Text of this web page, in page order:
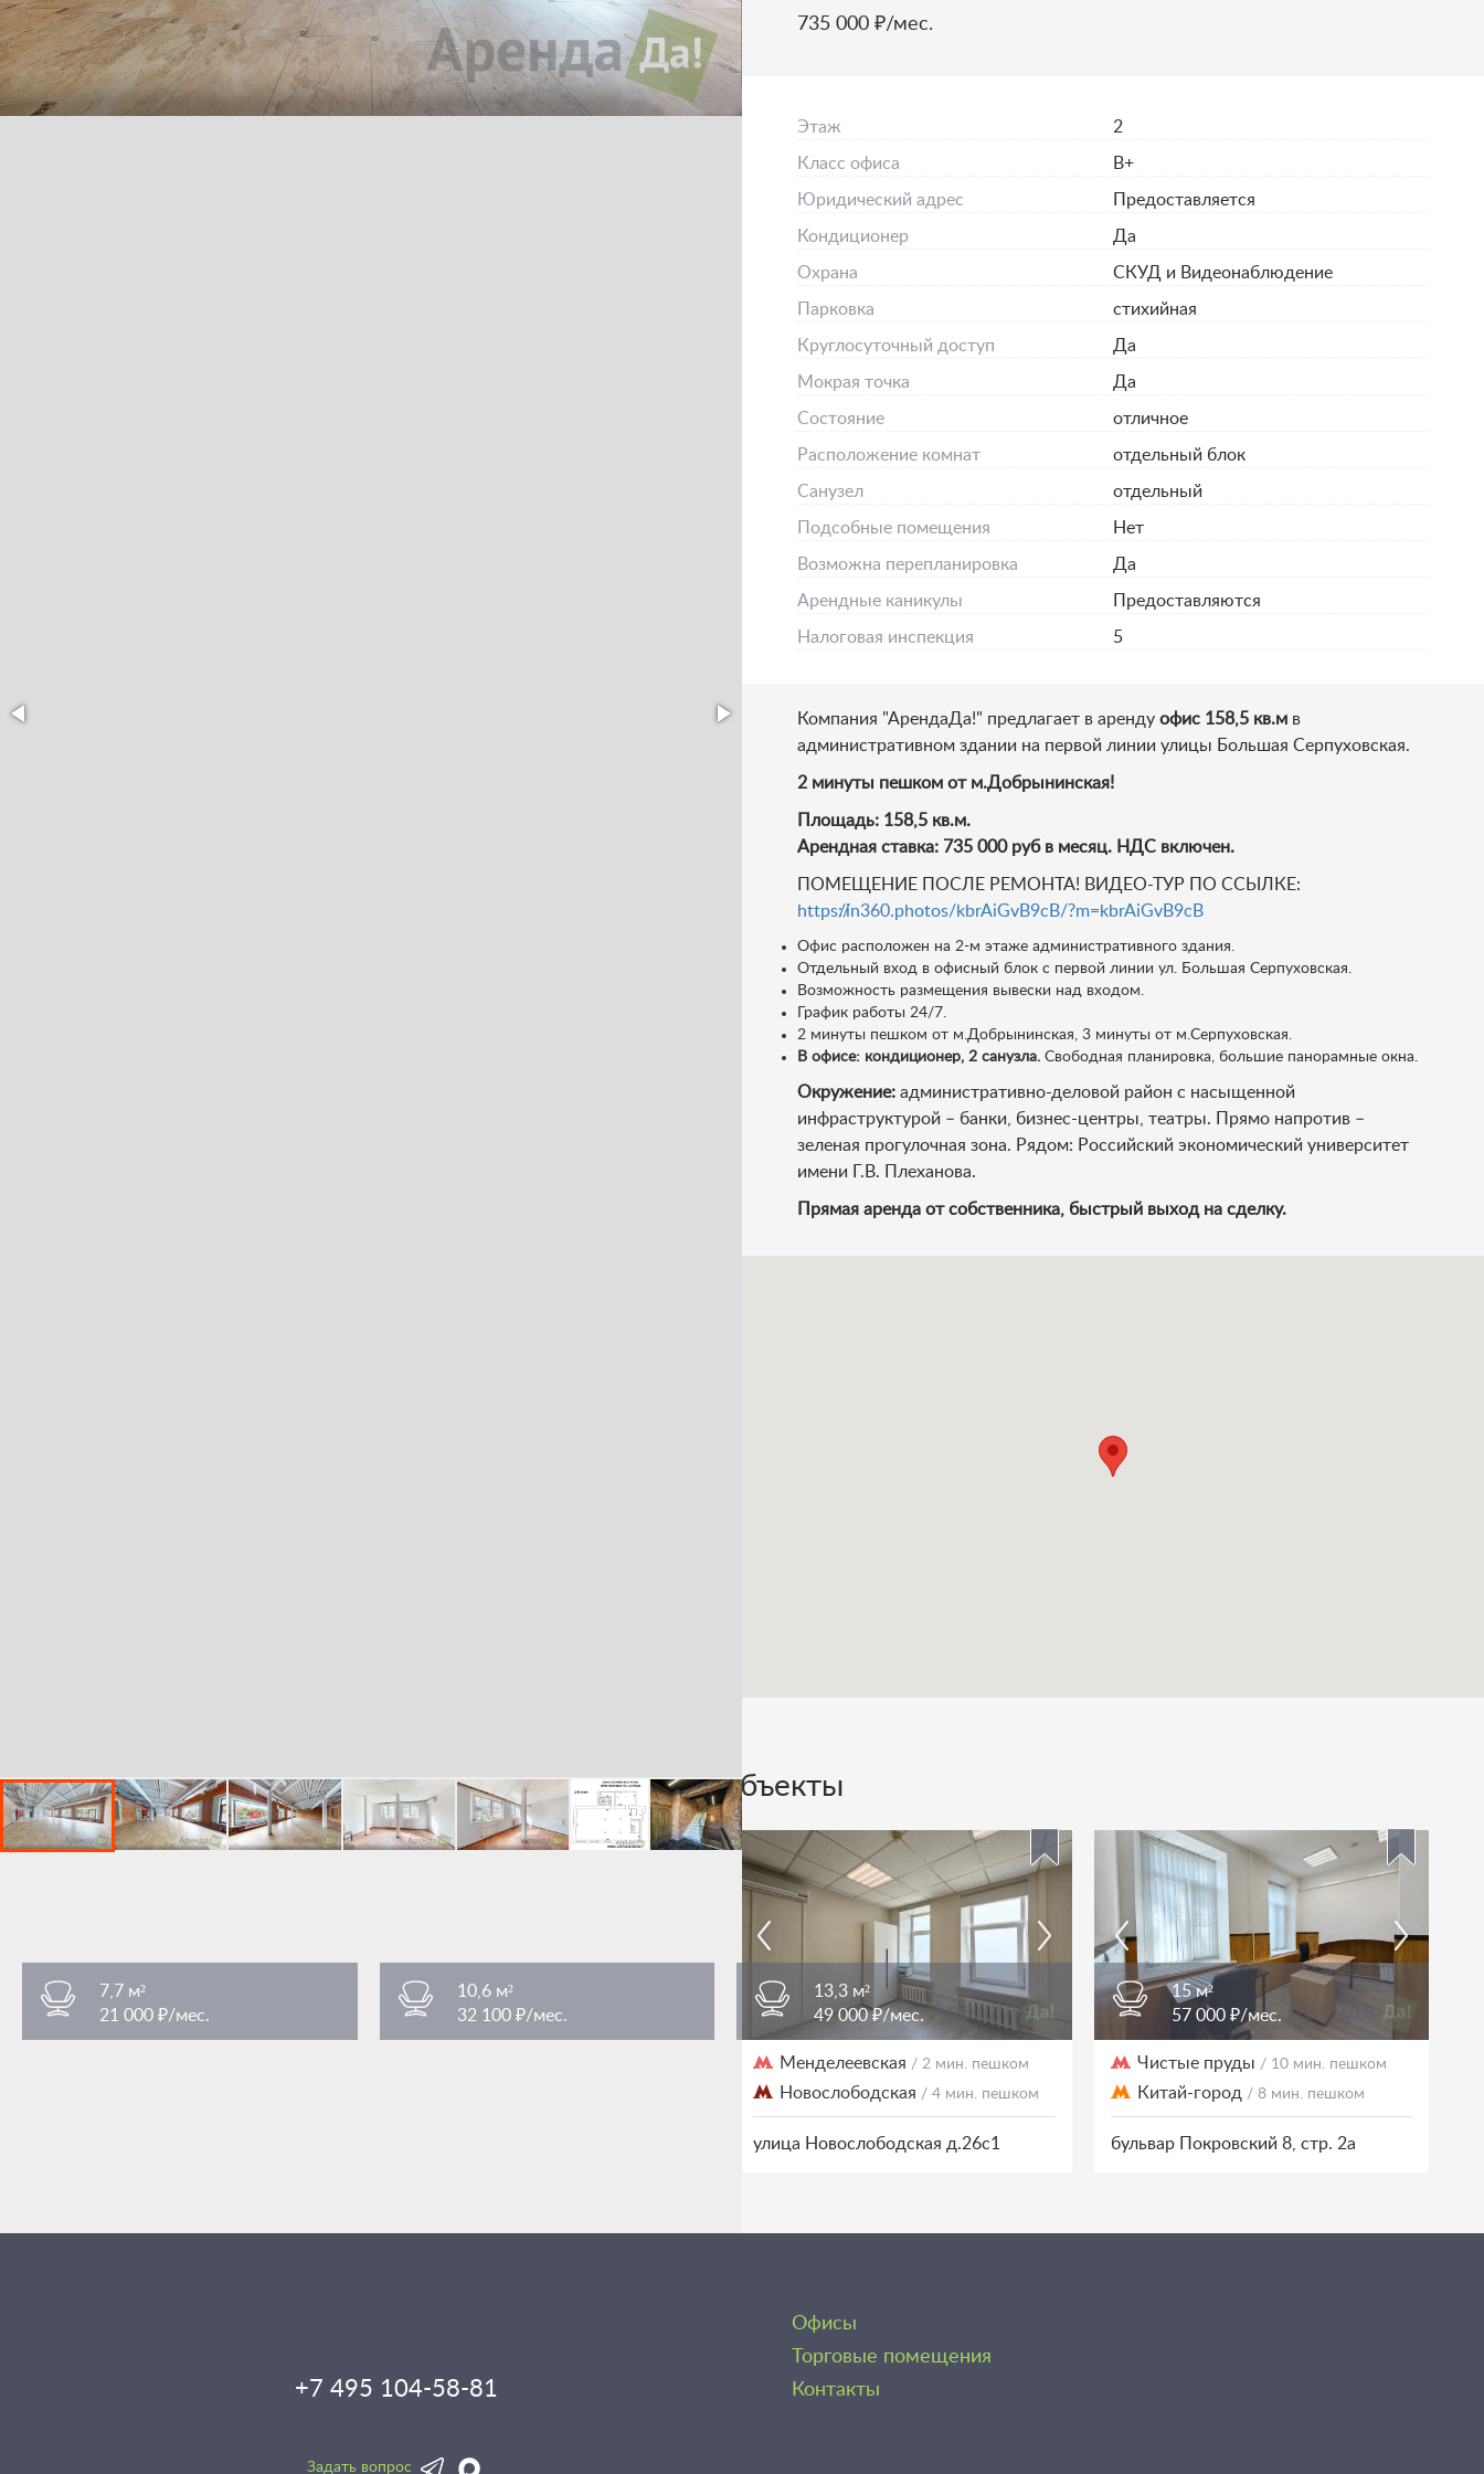
735 000 ₽/мес.
Этаж 2
Класс офиса B+
Юридический адрес Предоставляется
Кондиционер Да
Охрана СКУД и Видеонаблюдение
Парковка стихийная
Круглосуточный доступ Да
Мокрая точка Да
Состояние отличное
Расположение комнат отдельный блок
Санузел отдельный
Подсобные помещения Нет
Возможна перепланировка Да
Арендные каникулы Предоставляются
Налоговая инспекция 5
Компания "АрендаДа!" предлагает в аренду офис 158,5 кв.м в
административном здании на первой линии улицы Большая Серпуховская.
2 минуты пешком от м.Добрынинская!
Площадь: 158,5 кв.м.
Арендная ставка: 735 000 руб в месяц. НДС включен.
ПОМЕЩЕНИЕ ПОСЛЕ РЕМОНТА! ВИДЕО-ТУР ПО ССЫЛКЕ:
https://in360.photos/kbrAiGvB9cB/?m=kbrAiGvB9cB
Офис расположен на 2-м этаже административного здания.
Отдельный вход в офисный блок с первой линии ул. Большая Серпуховская.
Возможность размещения вывески над входом.
График работы 24/7.
2 минуты пешком от м.Добрынинская, 3 минуты от м.Серпуховская.
В офисе: кондиционер, 2 санузла. Свободная планировка, большие панорамные окна.
Окружение: административно-деловой район с насыщенной
инфраструктурой – банки, бизнес-центры, театры. Прямо напротив –
зеленая прогулочная зона. Рядом: Российский экономический университет
имени Г.В. Плеханова.
Прямая аренда от собственника, быстрый выход на сделку.
Похожие объекты
7,7 м²
21 000 ₽/мес.
10,6 м²
32 100 ₽/мес.
13,3 м²
49 000 ₽/мес.
Менделеевская / 2 мин. пешком
Новослободская / 4 мин. пешком
улица Новослободская д.26с1
15 м²
57 000 ₽/мес.
Чистые пруды / 10 мин. пешком
Китай-город / 8 мин. пешком
бульвар Покровский 8, стр. 2а
+7 495 104-58-81
Задать вопрос
Офисы
Торговые помещения
Контакты